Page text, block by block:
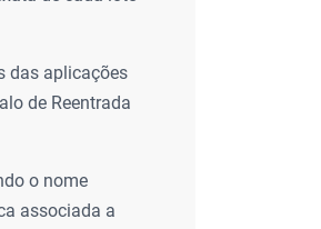
das aplicações
de Reentrada
o nome
associada a